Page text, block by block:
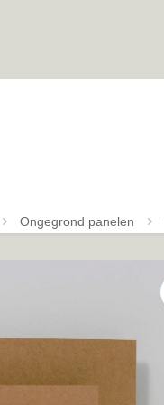
Ongegrond panelen